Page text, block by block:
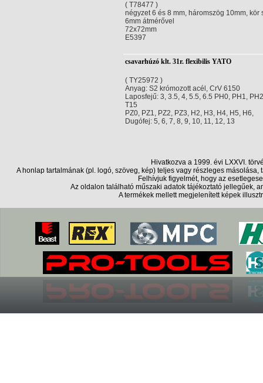
( T78477 )
négyzet 6 és 8 mm, háromszög 10mm, kör
6mm átmérővel
72x72mm
E5397
csavarhúzó klt. 31r. flexibilis YATO
( TY25972 )
Anyag: S2 krómozott acél, CrV 6150
Laposfejű: 3, 3.5, 4, 5.5, 6.5 PH0, PH1,
T15
PZ0, PZ1, PZ2, PZ3, H2, H3, H4, H5, H6,
Dugófej: 5, 6, 7, 8, 9, 10, 11, 12, 13
Hivatkozva a 1999. évi LXXVI.
A honlap tartalmának (pl. logó, szöveg, kép) teljes vagy részleges
Felhívjuk figyelmét, hogy az
Az oldalon található műszaki adatok tájékoztató jellegűek,
A termékek mellett megjelenített képek